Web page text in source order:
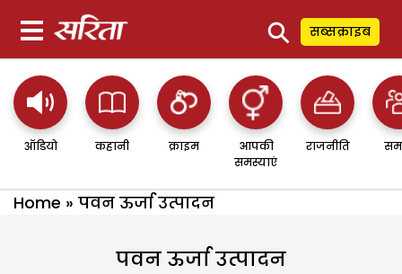
⚲ सब्सक्राइब
ऑडियो कहानी क्राइम
आपकी
समस्याएं
राजनीति
Home » पवन ऊर्जा उत्पादन
पवन ऊर्जा उत्पादन